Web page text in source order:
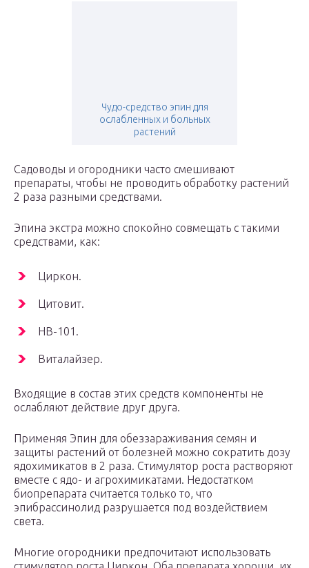
Чудо-средство эпин для
ослабленных и больных
растений
Садоводы и огородники часто смешивают
препараты, чтобы не проводить обработку растений
2 раза разными средствами.
Эпина экстра можно спокойно совмещать с такими
средствами, как:
Циркон.
Цитовит.
НВ-101.
Виталайзер.
Входящие в состав этих средств компоненты не
ослабляют действие друг друга.
Применяя Эпин для обеззараживания семян и
защиты растений от болезней можно сократить дозу
ядохимикатов в 2 раза. Стимулятор роста растворяют
вместе с ядо- и агрохимикатами. Недостатком
биопрепарата считается только то, что
эпибрассинолид разрушается под воздействием
света.
Многие огородники предпочитают использовать